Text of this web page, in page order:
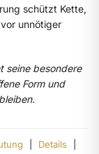
schützt Kette,
unnötiger
seine besondere
Form und
Details